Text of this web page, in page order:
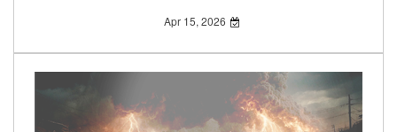
Apr 15, 2026